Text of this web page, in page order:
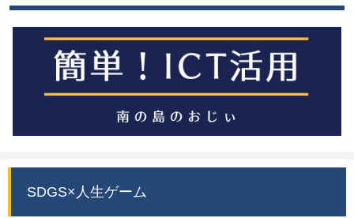
SDGS×人生ゲーム